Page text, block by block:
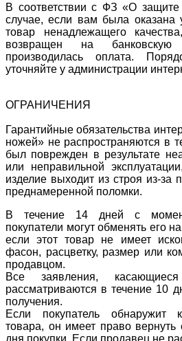
В соответствии с ФЗ «О защите
случае, если вам была оказана
товар ненадлежащего
возвращен на
производилась оплата.
уточняйте у администрации
ОГРАНИЧЕНИЯ
Гарантийные обязательства
ножей» не распространяются в
был поврежден в результате
или неправильной
изделие выходит из строя из-за
преднамеренной поломки.
В течение 14 дней с
покупатели могут обменять его
если этот товар не имеет
фасон, расцветку, размер или
продавцом.
Все заявления,
рассматриваются в течение 10
получения.
Если покупатель обнаружит
товара, он имеет право
дня покупки. Если продавец не